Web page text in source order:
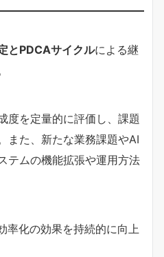
とPDCAサイクルによる継
度を定量的に評価し、課題
また、新たな業務課題やAI
テムの機能拡張や運用方法
率化の効果を持続的に向上